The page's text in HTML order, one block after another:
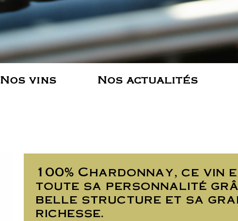
Nos vins Nos actualités
100% Chardonnay, ce vin
toute sa personnalité
belle structure et sa
richesse.